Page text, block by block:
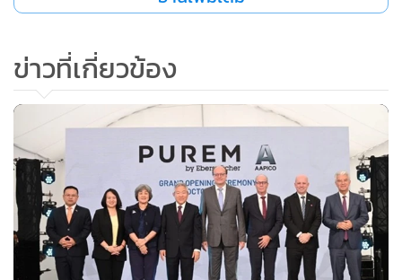
3. ทางวิ่ง (Run-In) ส่วนต่อขยายจากสนามทดสอบยางล้อเพื่อ
4. LAB ทดสอบการชน
รวมทั้งจัดซื้อชุดเครื่องมือทดสอบ 3 รายการ ได้แก่ ชุดเครื่องมือ
อุปกรณ์เลี้ยวสำหรับยานยนต์ และชุดเครื่องมือทดสอบการ
ป้องกันผู้โดยสารเมื่อเกิดการชนด้านหน้าและด้านข้าง
ทั้งนี้ ตามแผนที่วางไว้ศูนย์ทดสอบฯ นี้จะกลายเป็นฮับการ
ทดสอบมาตรฐานอันดับ 1 ในอาเซียน และอันดับที่ 11 ของโลก
ข่าวที่เกี่ยวข้อง